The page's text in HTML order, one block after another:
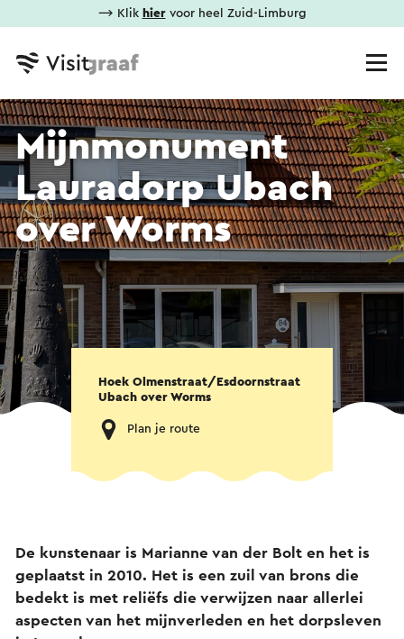
⟶ Klik hiervoor heel Zuid-Limburg
Mijnmonument
Lauradorp Ubach
over Worms
Hoek Olmenstraat/Esdoornstraat
Ubach over Worms
Plan je route
De kunstenaar is Marianne van der Bolt en het is
geplaatst in 2010. Het is een zuil van brons die
bedekt is met reliëfs die verwijzen naar allerlei
aspecten van het mijnverleden en het dorpsleven